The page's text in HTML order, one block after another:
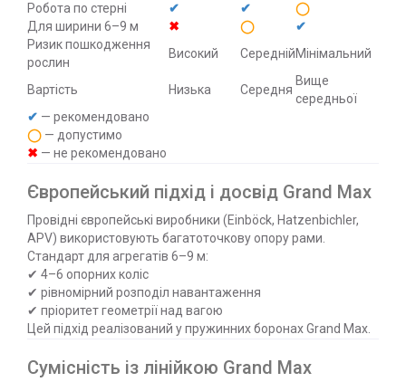
Робота по стерні
✔ ✔
◯
Для ширини 6–9 м
✖ ◯
✔
Ризик пошкодження
рослин
Високий СереднійМінімальний
Вартість Низька Середня
Вище
середньої
✔ — рекомендовано
◯ — допустимо
✖ — не рекомендовано
Європейський підхід і досвід Grand Max
Провідні європейські виробники (Einböck, Hatzenbichler,
APV) використовують багатоточкову опору рами.
Стандарт для агрегатів 6–9 м:
✔ 4–6 опорних коліс
✔ рівномірний розподіл навантаження
✔ пріоритет геометрії над вагою
Цей підхід реалізований у пружинних боронах Grand Max.
Сумісність із лінійкою Grand Max